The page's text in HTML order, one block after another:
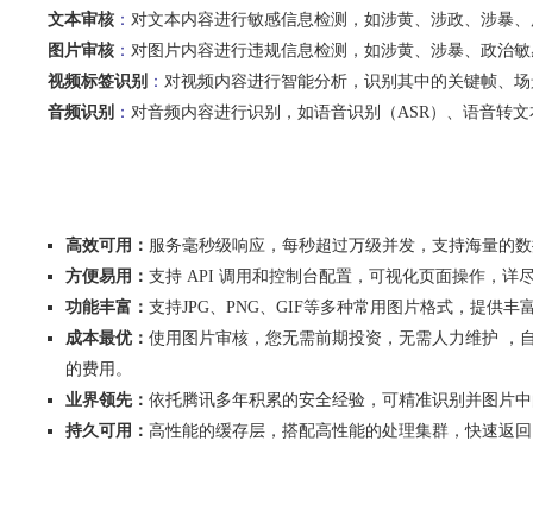
文本审核 ： 对文本内容进行敏感信息检测，如涉黄、涉政、涉暴
图片审核 ： 对图片内容进行违规信息检测，如涉黄、涉暴、政治
视频标签识别 ： 对视频内容进行智能分析，识别其中的关键帧、
音频识别 ： 对音频内容进行识别，如语音识别（ASR）、语音转
高效可用： 服务毫秒级响应，每秒超过万级并发，支持海量的
方便易用： 支持 API 调用和控制台配置，可视化页面操作，详
功能丰富： 支持JPG、PNG、GIF等多种常用图片格式，提供
成本最优： 使用图片审核，您无需前期投资，无需人力维护 ，
的费用。
业界领先： 依托腾讯多年积累的安全经验，可精准识别并图片
持久可用： 高性能的缓存层，搭配高性能的处理集群，快速返